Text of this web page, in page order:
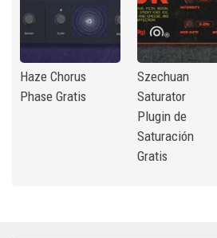
Haze Chorus
Phase Gratis
Szechuan
Saturator
Plugin de
Saturación
Gratis